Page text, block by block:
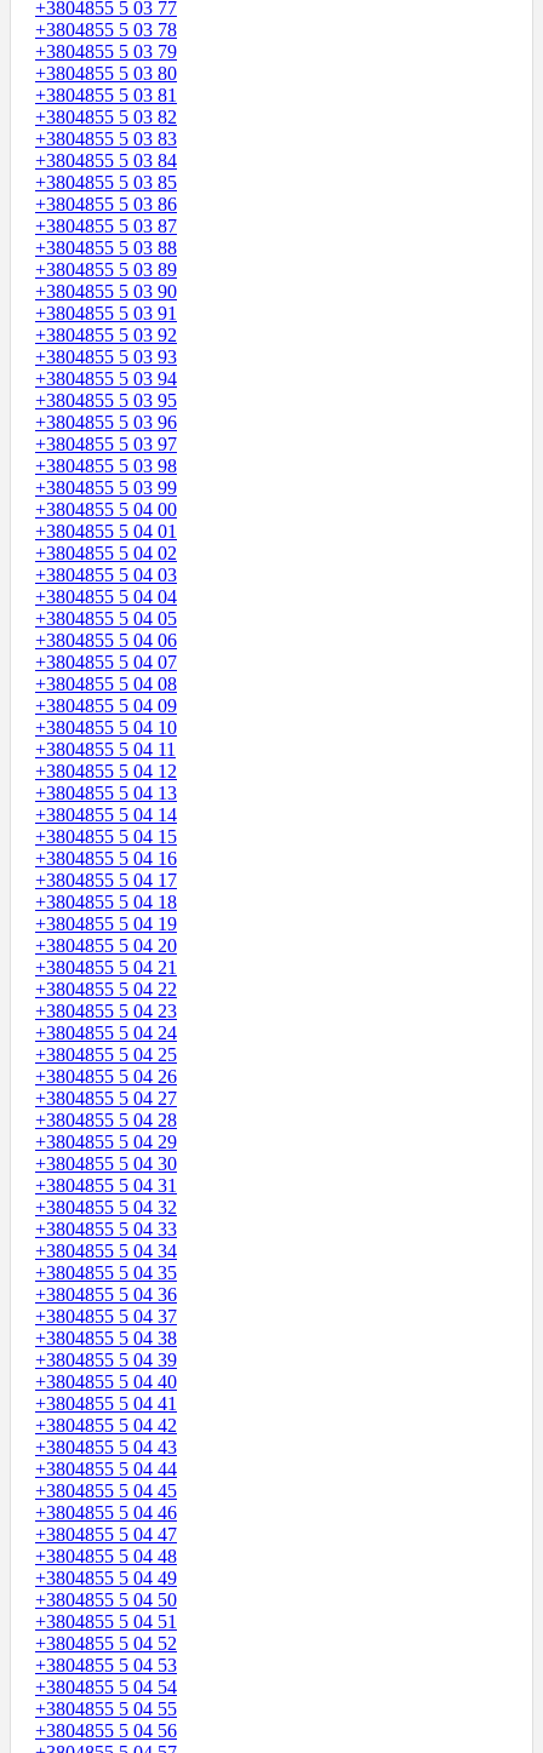
+3804855 5 03 77
+3804855 5 03 78
+3804855 5 03 79
+3804855 5 03 80
+3804855 5 03 81
+3804855 5 03 82
+3804855 5 03 83
+3804855 5 03 84
+3804855 5 03 85
+3804855 5 03 86
+3804855 5 03 87
+3804855 5 03 88
+3804855 5 03 89
+3804855 5 03 90
+3804855 5 03 91
+3804855 5 03 92
+3804855 5 03 93
+3804855 5 03 94
+3804855 5 03 95
+3804855 5 03 96
+3804855 5 03 97
+3804855 5 03 98
+3804855 5 03 99
+3804855 5 04 00
+3804855 5 04 01
+3804855 5 04 02
+3804855 5 04 03
+3804855 5 04 04
+3804855 5 04 05
+3804855 5 04 06
+3804855 5 04 07
+3804855 5 04 08
+3804855 5 04 09
+3804855 5 04 10
+3804855 5 04 11
+3804855 5 04 12
+3804855 5 04 13
+3804855 5 04 14
+3804855 5 04 15
+3804855 5 04 16
+3804855 5 04 17
+3804855 5 04 18
+3804855 5 04 19
+3804855 5 04 20
+3804855 5 04 21
+3804855 5 04 22
+3804855 5 04 23
+3804855 5 04 24
+3804855 5 04 25
+3804855 5 04 26
+3804855 5 04 27
+3804855 5 04 28
+3804855 5 04 29
+3804855 5 04 30
+3804855 5 04 31
+3804855 5 04 32
+3804855 5 04 33
+3804855 5 04 34
+3804855 5 04 35
+3804855 5 04 36
+3804855 5 04 37
+3804855 5 04 38
+3804855 5 04 39
+3804855 5 04 40
+3804855 5 04 41
+3804855 5 04 42
+3804855 5 04 43
+3804855 5 04 44
+3804855 5 04 45
+3804855 5 04 46
+3804855 5 04 47
+3804855 5 04 48
+3804855 5 04 49
+3804855 5 04 50
+3804855 5 04 51
+3804855 5 04 52
+3804855 5 04 53
+3804855 5 04 54
+3804855 5 04 55
+3804855 5 04 56